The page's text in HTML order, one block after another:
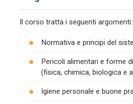
Il corso tratta i seguenti argomenti:
Normativa e principi del
Pericoli alimentari e forme
(fisica, chimica, biologica e
Igiene personale e buone